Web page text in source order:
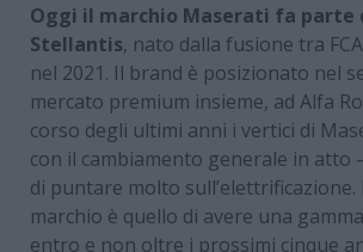
Oggi il marchio Maserati fa parte
Stellantis, nato dalla fusione tra
nel 2021. Il brand è posizionato nel
mercato premium insieme, ad Alfa
corso degli ultimi anni i vertici di
con il cambiamento generale in atto
di puntare molto sull’elettrificazione.
marchio è quello di avere una
entro e non oltre i prossimi cinque